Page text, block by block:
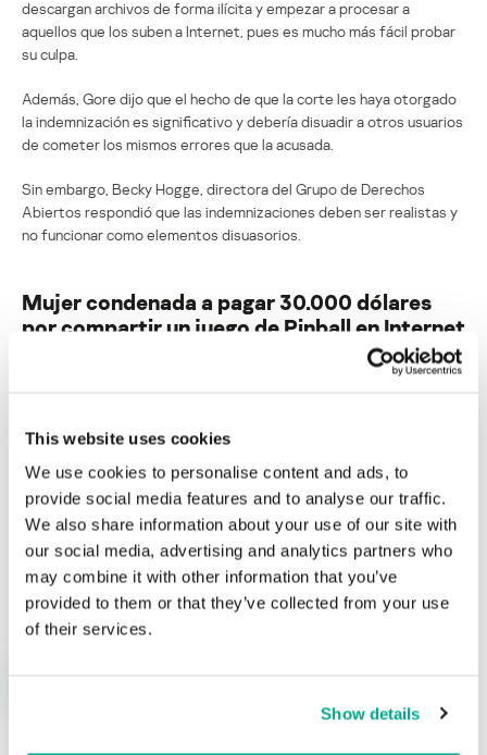
This website uses cookies
We use cookies to personalise content and ads, to
provide social media features and to analyse our traffic.
We also share information about your use of our site with
our social media, advertising and analytics partners who
may combine it with other information that you’ve
provided to them or that they’ve collected from your use
of their services.
Show details
descargan archivos de forma ilícita y empezar a procesar a
aquellos que los suben a Internet, pues es mucho más fácil probar
su culpa.
Además, Gore dijo que el hecho de que la corte les haya otorgado
la indemnización es significativo y debería disuadir a otros usuarios
de cometer los mismos errores que la acusada.
Sin embargo, Becky Hogge, directora del Grupo de Derechos
Abiertos respondió que las indemnizaciones deben ser realistas y
no funcionar como elementos disuasorios.
Mujer condenada a pagar 30.000 dólares
por compartir un juego de Pinball en Internet
Su dirección de correo electrónico no será publicada. Los
Correo electrónico